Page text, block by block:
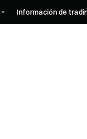
Información de